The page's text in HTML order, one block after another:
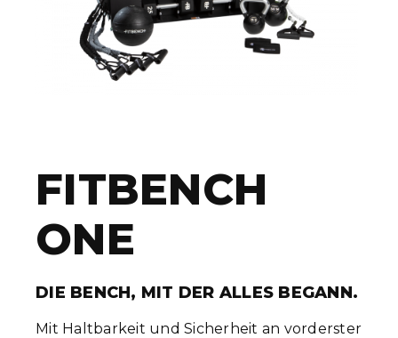
FITBENCH
ONE
DIE BENCH, MIT DER ALLES BEGANN.
Mit Haltbarkeit und Sicherheit an vorderster